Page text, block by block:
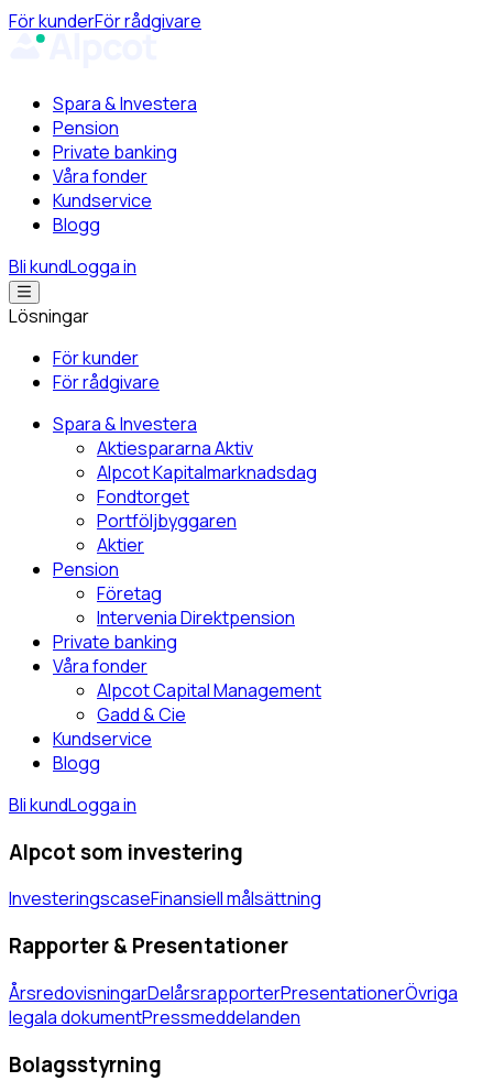
För kunderFör rådgivare
Spara & Investera
Pension
Private banking
Våra fonder
Kundservice
Blogg
Bli kundLogga in
Lösningar
För kunder
För rådgivare
Spara & Investera
Aktiespararna Aktiv
Alpcot Kapitalmarknadsdag
Fondtorget
Portföljbyggaren
Aktier
Pension
Företag
Intervenia Direktpension
Private banking
Våra fonder
Alpcot Capital Management
Gadd & Cie
Kundservice
Blogg
Bli kundLogga in
Alpcot som investering
InvesteringscaseFinansiell målsättning
Rapporter & Presentationer
ÅrsredovisningarDelårsrapporterPresentationerÖvriga
legala dokumentPressmeddelanden
Bolagsstyrning